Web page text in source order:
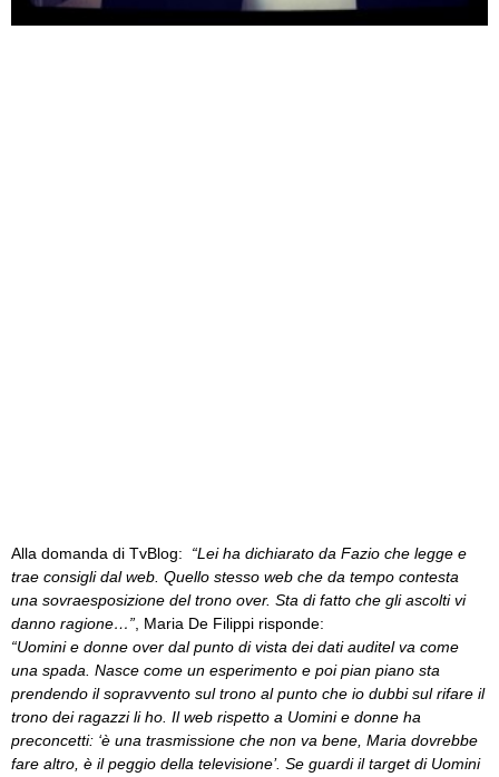
Alla domanda di TvBlog: “Lei ha dichiarato da Fazio che legge e
trae consigli dal web. Quello stesso web che da tempo contesta
una sovraesposizione del trono over. Sta di fatto che gli ascolti vi
danno ragione…” , Maria De Filippi risponde:
“Uomini e donne over dal punto di vista dei dati auditel va come
una spada. Nasce come un esperimento e poi pian piano sta
prendendo il sopravvento sul trono al punto che io dubbi sul rifare il
trono dei ragazzi li ho. Il web rispetto a Uomini e donne ha
preconcetti: ‘è una trasmissione che non va bene, Maria dovrebbe
fare altro, è il peggio della televisione’. Se guardi il target di Uomini